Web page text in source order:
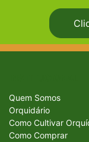
Quem Somos
Orquidário
Como Cultivar
Como Comprar